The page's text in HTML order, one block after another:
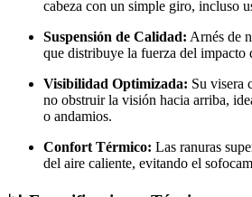
cabeza con un simple giro, incluso
Suspensión de Calidad: Arnés de
que distribuye la fuerza del impacto
Visibilidad Optimizada: Su visera
no obstruir la visión hacia arriba,
o andamios.
Confort Térmico: Las ranuras
del aire caliente, evitando el